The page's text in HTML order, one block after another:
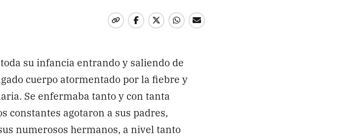
su infancia entrando y saliendo de
cuerpo atormentado por la fiebre y
Se enfermaba tanto y con tanta
constantes agotaron a sus padres,
numerosos hermanos, a nivel tanto